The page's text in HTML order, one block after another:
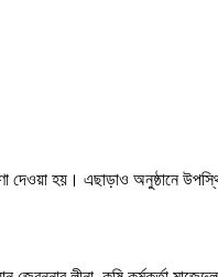
দেওয়া হয়। এছাড়াও অনুষ্ঠানে